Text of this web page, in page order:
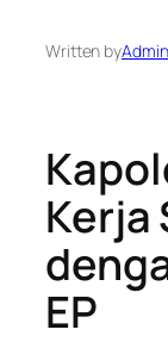
Written byAdmin
Kerja
EP